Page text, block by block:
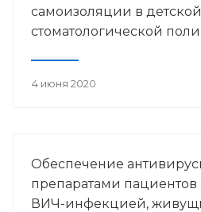
самоизоляции в детской
стоматологической
4 июня 2020
Обеспечение
препаратами пациентов
ВИЧ-инфекцией,